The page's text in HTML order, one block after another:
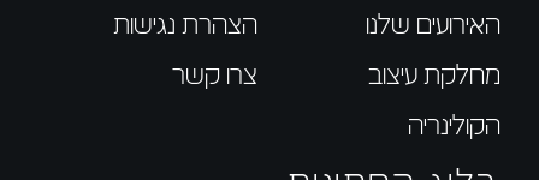
האירועים שלנו
מחלקת עיצוב
הקולינריה
הצהרת נגישות
צרו קשר